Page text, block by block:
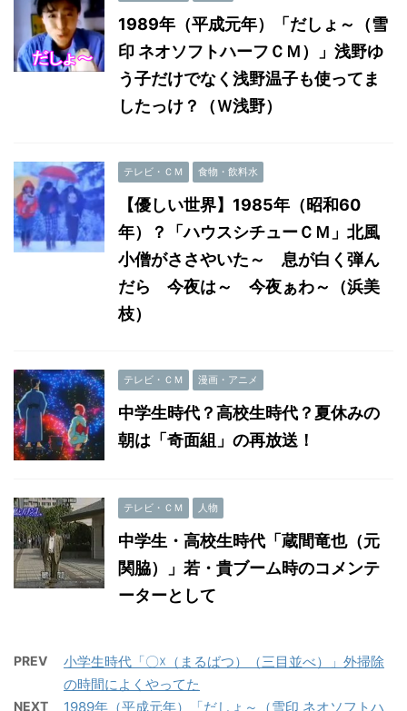
1989年（平成元年）「だしょ～（雪
印 ネオソフトハーフＣＭ）」浅野ゆ
う子だけでなく浅野温子も使ってま
したっけ？（Ｗ浅野）
テレビ・ＣＭ 食物・飲料水
【優しい世界】1985年（昭和60
年）？「ハウスシチューＣＭ」北風
小僧がささやいた～ 息が白く弾ん
だら 今夜は～ 今夜ぁわ～（浜美
枝）
テレビ・ＣＭ 漫画・アニメ
中学生時代？高校生時代？夏休みの
朝は「奇面組」の再放送！
テレビ・ＣＭ 人物
中学生・高校生時代「蔵間竜也（元
関脇）」若・貴ブーム時のコメンテ
ーターとして
PREV
小学生時代「〇☓（まるばつ）（三目並べ）」外掃除
の時間によくやってた
NEXT 1989年（平成元年）「だしょ～（雪印 ネオソフトハ